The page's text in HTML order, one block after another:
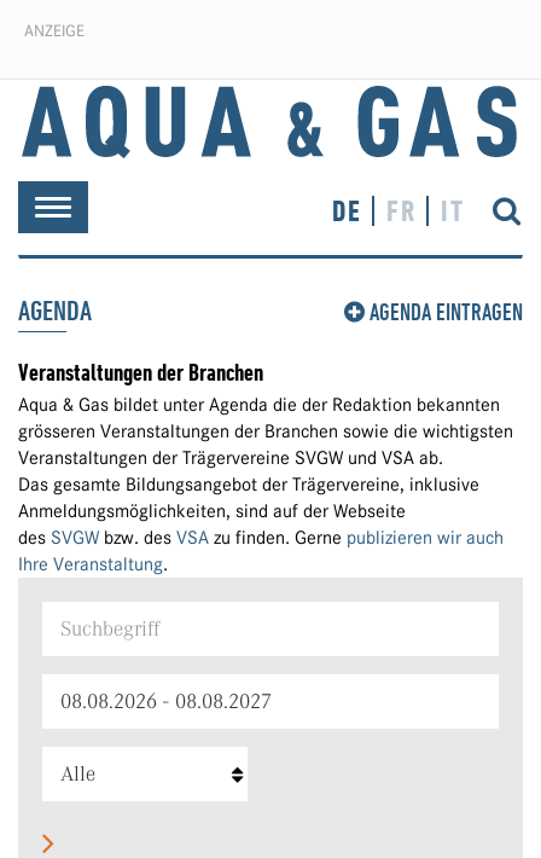
ANZEIGE
Toggle
navigation
DE FR IT
AGENDA AGENDA EINTRAGEN
Veranstaltungen der Branchen
Aqua & Gas bildet unter Agenda die der Redaktion bekannten
grösseren Veranstaltungen der Branchen sowie die wichtigsten
Veranstaltungen der Trägervereine SVGW und VSA ab.
Das gesamte Bildungsangebot der Trägervereine, inklusive
Anmeldungsmöglichkeiten, sind auf der Webseite
des SVGW bzw. des VSA zu finden. Gerne publizieren wir auch
Ihre Veranstaltung.